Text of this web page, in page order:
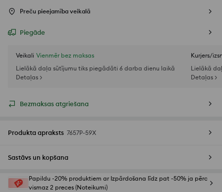
Preču pieejamība veikalā
Piegāde
Veikali Vienmēr bez maksas
Lielākā daļa sūtījumu tiks piegādāti 6 darba dienu laikā
Detaļas >
Kurjers/
Lielākā
Detaļas >
Bezmaksas atgriešana
Produkta apraksts 7657P-59X
Sastāvs un kopšana
Papildu -20% produktiem ar Izpārdošana līdz pat -50% ja pērc
vismaz 2 preces (Noteikumi)